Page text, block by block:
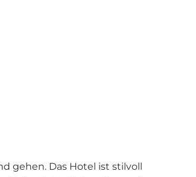
gehen. Das Hotel ist stilvoll